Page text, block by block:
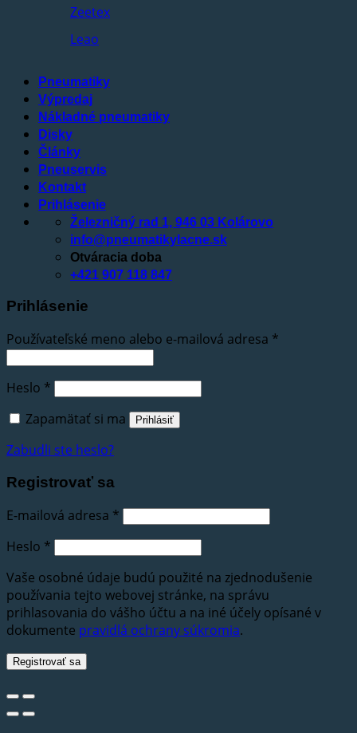
Zeetex
Leao
Pneumatiky
Výpredaj
Nákladné pneumatiky
Disky
Články
Pneuservis
Kontakt
Prihlásenie
Železničný rad 1, 946 03 Kolárovo
info@pneumatikylacne.sk
Otváracia doba
+421 907 118 847
Prihlásenie
Používateľské meno alebo e-mailová adresa *
Heslo *
Zapamätať si ma
Prihlásiť
Zabudli ste heslo?
Registrovať sa
E-mailová adresa *
Heslo *
Vaše osobné údaje budú použité na zjednodušenie
používania tejto webovej stránke, na správu
prihlasovania do vášho účtu a na iné účely opísané v
dokumente pravidlá ochrany súkromia.
Registrovať sa